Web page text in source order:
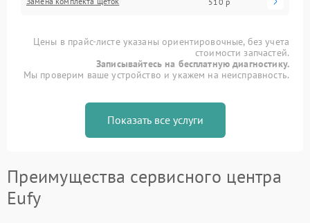
Цены в прайс-листе указаны ориентировочные, без учета
стоимости запчастей.
Записывайтесь на бесплатную диагностику.
Мы проверим ваше устройство и укажем на неисправность.
Показать все услуги
Преимущества сервисного центра
Eufy